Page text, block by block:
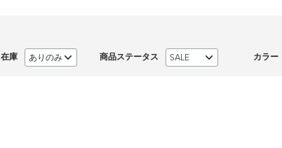
在庫 商品ステータス カラー